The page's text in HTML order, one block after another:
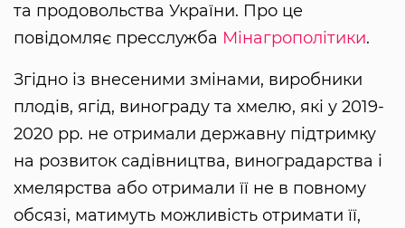
та продовольства України. Про це
повідомляє пресслужба Мінагрополітики.
Згідно із внесеними змінами, виробники
плодів, ягід, винограду та хмелю, які у 2019-
2020 рр. не отримали державну підтримку
на розвиток садівництва, виноградарства і
хмелярства або отримали її не в повному
обсязі, матимуть можливість отримати її,